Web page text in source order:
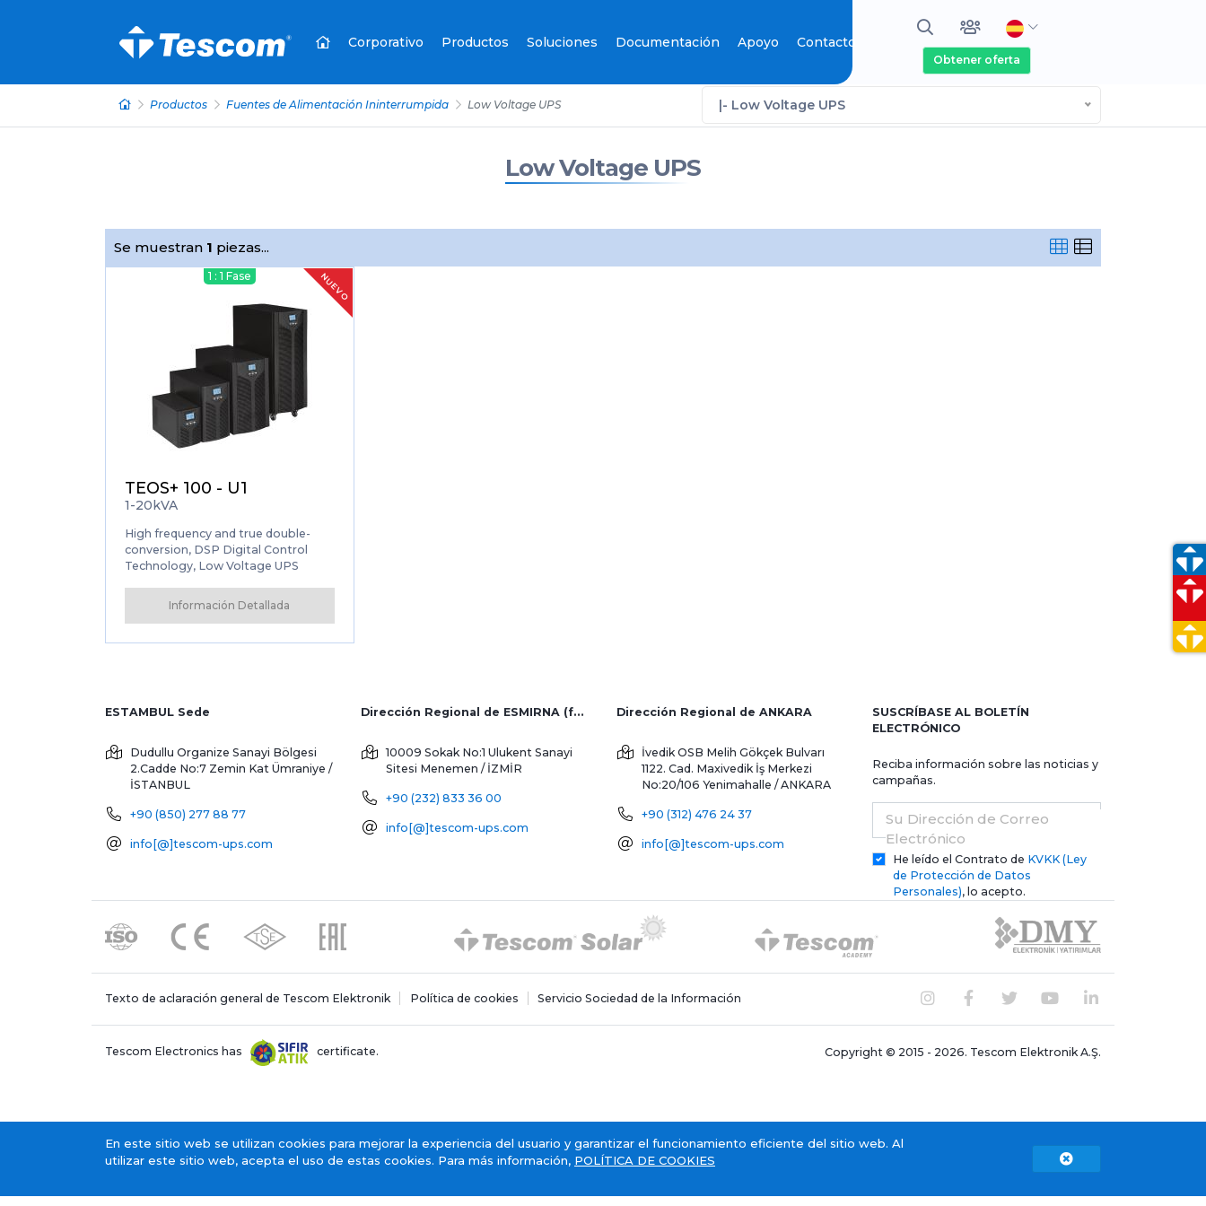
Corporativo Productos Soluciones Documentación Apoyo Contacto
Obtener oferta
Productos Fuentes de Alimentación Ininterrumpida Low Voltage UPS |- Low Voltage UPS
Low Voltage UPS
Se muestran 1 piezas...
NUEVO
1 : 1 Fase
TEOS+ 100 - U1
1-20kVA
High frequency and true double-
conversion, DSP Digital Control
Technology, Low Voltage UPS
Información Detallada
ESTAMBUL Sede
Dudullu Organize Sanayi Bölgesi
2.Cadde No:7 Zemin Kat Ümraniye /
İSTANBUL
+90 (850) 277 88 77
info[@]tescom-ups.com
Dirección Regional de ESMIRNA (fábrica y ventas al extranjero)
10009 Sokak No:1 Ulukent Sanayi
Sitesi Menemen / İZMİR
+90 (232) 833 36 00
info[@]tescom-ups.com
Dirección Regional de ANKARA
İvedik OSB Melih Gökçek Bulvarı
1122. Cad. Maxivedik İş Merkezi
No:20/106 Yenimahalle / ANKARA
+90 (312) 476 24 37
info[@]tescom-ups.com
SUSCRÍBASE AL BOLETÍN
ELECTRÓNICO
Reciba información sobre las noticias y
campañas.
Su Dirección de Correo
Electrónico
He leído el Contrato de KVKK (Ley
de Protección de Datos
Personales), lo acepto.
Texto de aclaración general de Tescom Elektronik Política de cookies Servicio Sociedad de la Información
Tescom Electronics has certificate. Copyright © 2015 - 2026. Tescom Elektronik A.Ş.
En este sitio web se utilizan cookies para mejorar la experiencia del usuario y garantizar el funcionamiento eficiente del sitio web. Al
utilizar este sitio web, acepta el uso de estas cookies. Para más información, POLÍTICA DE COOKIES